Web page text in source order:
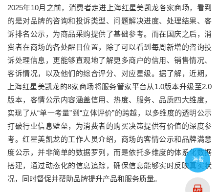
2025年10月之前，消费者走进上海红星美凯龙各家商场，看到
的是对品牌的咨询和投诉类型、问题解决进度、处理结果、客
诉排名公示，为商品采购提供了基础参考。而在国庆之后，消
费者在商场的各处醒目位置，除了可以看到每周新增的咨询投
诉处理信息，更能够直观地了解更多商户的信用、销售情况、
客诉情况，以及他们的综合评分、对应星级。据了解，近期，
上海红星美凯龙的8家商场将服务管家平台从1.0版本升级至2.0
版本，客情公示内容涵盖信用、热度、服务、品质四大维度，
实现了从“单一考量”到“立体评价”的跨越，以多维度的透明公示
打破行业信息壁垒，为消费者的购买决策提供有价值的深度参
考。红星美凯龙的工作人员介绍，商场的客情公示和品牌满意
度公示，并非简单的数据罗列，而是依托多维度的体系化数据
搭建，通过动态化的信息追踪，确保信息能够实时反映真实状
况，同时督促并帮助品牌提升产品和服务质量。
海报